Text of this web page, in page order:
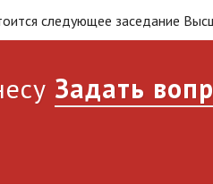
следующее заседание
Задать